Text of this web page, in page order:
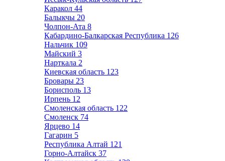
Каракол 44
Балыкчы 20
Чолпон-Ата 8
Кабардино-Балкарская Республика 126
Нальчик 109
Майский 3
Нарткала 2
Киевская область 123
Бровары 23
Борисполь 13
Ирпень 12
Смоленская область 122
Смоленск 74
Ярцево 14
Гагарин 5
Республика Алтай 121
Горно-Алтайск 37